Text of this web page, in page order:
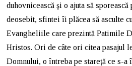
duhovnicească şi o ajuta să
deosebit, sfintei îi plăcea să asculte
Evangheliile care prezintă Patimile
Hristos. Ori de câte ori citea pasajul
Domnului, o întreba pe stareță ce s-a